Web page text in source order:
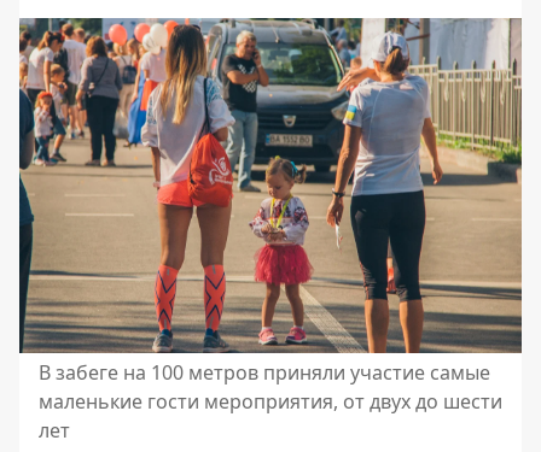
В забеге на 100 метров приняли участие самые
маленькие гости мероприятия, от двух до шести
лет